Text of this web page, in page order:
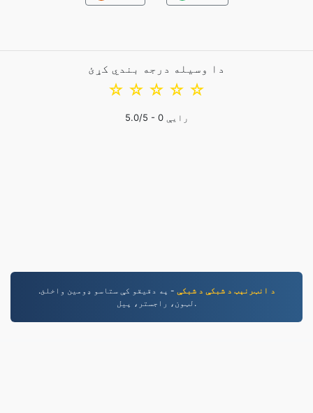
دا وسیله درجه بندي کړئ
☆
☆
☆
☆
☆
5.0/5 - 0 رایې
د انټرنېټ د شبکې د شبکې - په دقیقو کې ستاسو ډومین واخلئ.
لټون، راجستر، پیل.